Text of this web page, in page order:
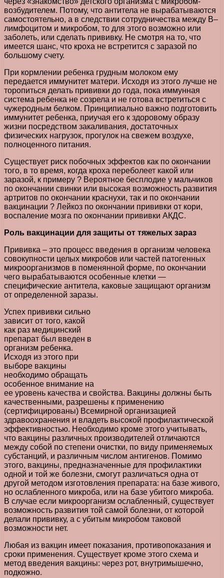
возбудителем. Потому, что антитела не вырабатываются
самостоятельно, а в следствии сотрудничества между В–
лимфоцитом и микробом, то для этого возможно или
заболеть, или сделать прививку. Не смотря на то, что
имеется шанс, что кроха не встретится с заразой по
большому счету.
При кормлении ребенка грудным молоком ему
передается иммунитет матери. Исходя из этого лучше не
торопиться делать прививки до года, пока иммунная
система ребенка не созрела и не готова встретиться с
чужеродным белком. Принципиально важно подготовить
иммунитет ребенка, приучая его к здоровому образу
жизни посредством закаливания, достаточных
физических нагрузок, прогулок на свежем воздухе,
полноценного питания.
Существует риск побочных эффектов как по окончании
того, в то время, когда кроха переболеет какой или
заразой, к примеру ? Вероятное бесплодие у мальчиков
по окончании свинки или высокая возможность развития
артритов по окончании краснухи, так и по окончании
вакцинации ? Лейкоз по окончании прививки от кори,
воспаление мозга по окончании прививки АКДС.
Роль вакцинации для защиты от тяжелых зараз
Прививка – это процесс введения в организм человека
совокупности целых микробов или частей патогенных
микроорганизмов в поменянной форме, по окончании
чего вырабатываются особенные клетки —
специфические антитела, каковые защищают организм
от определенной заразы.
Успех прививки сильно
зависит от того, какой
как раз медицинский
препарат был введен в
организм ребенка.
Исходя из этого при
выборе вакцины
необходимо обращать
особенное внимание на
ее уровень качества и свойства. Вакцины должны быть
качественными, разрешены к применению
(сертифицированы) Всемирной организацией
здравоохранения и владеть высокой профилактической
эффективностью. Необходимо кроме этого учитывать,
что вакцины различных производителей отличаются
между собой по степени очистки, по виду применяемых
субстанций, и различным числом антигенов. Помимо
этого, вакцины, предназначенные для профилактики
одной и той же болезни, смогут различаться одна от
другой методом изготовления препарата: на базе живого,
но ослабленного микроба, или на базе убитого микроба.
В случае если микроорганизм ослабленный, существует
возможность развития той самой болезни, от которой
делали прививку, а с убитым микробом таковой
возможности нет.
Любая из вакцин имеет показания, противопоказания и
сроки применения. Существует кроме этого схема и
метод введения вакцины: через рот, внутримышечно,
подкожно.